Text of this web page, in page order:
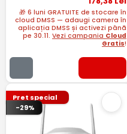
🎁 6 luni GRATUITE de stocare în
cloud DMSS — adaugi camera în
aplicația DMSS și activezi până
pe 30.11. Vezi campania Cloud
Gratis!
Pret special
-29%